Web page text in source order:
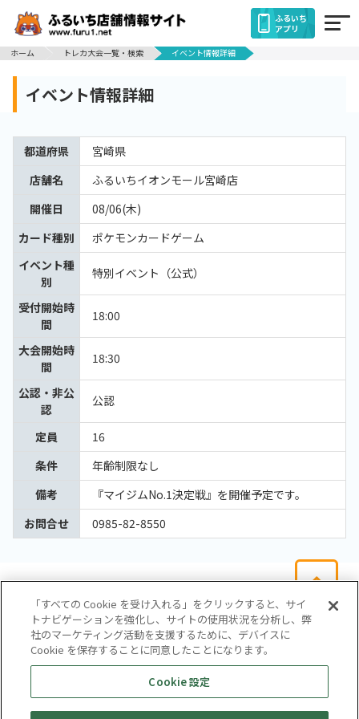
ふるいち
アプリ
ホーム
トレカ大会一覧・検索 イベント情報詳細
イベント情報詳細
都道府県
宮崎県
店舗名
ふるいちイオンモール宮崎店
開催日
08/06(木)
カード種別
ポケモンカードゲーム
イベント種
別
特別イベント（公式）
受付開始時
間
18:00
大会開始時
間
18:30
公認・非公
認
公認
定員
16
条件
年齢制限なし
備考
『マイジムNo.1決定戦』を開催予定です。
お問合せ
0985-82-8550
会社概要
サイトマップ
お問い合わせ
個人情報保護方針
株式会社テイツー
「すべての Cookie を受け入れる」をクリックすると、サイ
トナビゲーションを強化し、サイトの使用状況を分析し、弊
社のマーケティング活動を支援するために、デバイスに
Cookie を保存することに同意したことになります。
Cookie 設定